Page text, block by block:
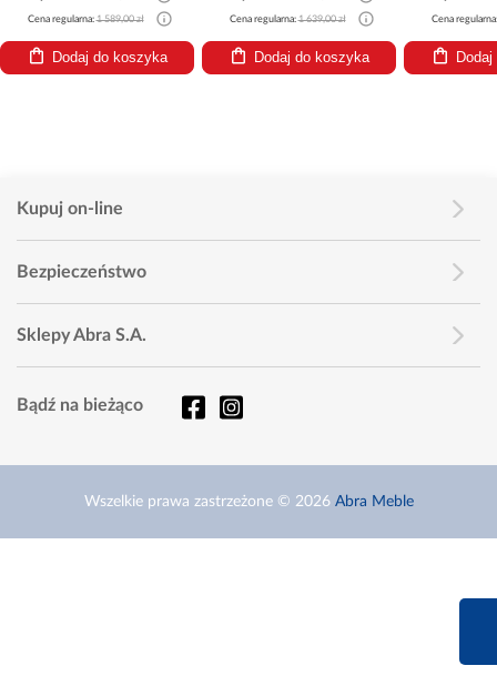
Cena regularna:1 589,00 zł
Dodaj do koszyka
Cena regularna:1 639,00 zł
Dodaj do koszyka
Cena
Kupuj on-line
Bezpieczeństwo
Sklepy Abra S.A.
Bądź na bieżąco
Wszelkie prawa zastrzeżone © 2026 Abra Meble